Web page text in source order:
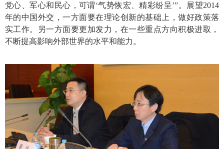
党心、军心和民心，可谓‘气势恢宏、精彩纷呈’”。展望2014
年的中国外交，一方面要在理论创新的基础上，做好政策落
实工作。另一方面要更加发力，在一些重点方向积极进取，
不断提高影响外部世界的水平和能力。